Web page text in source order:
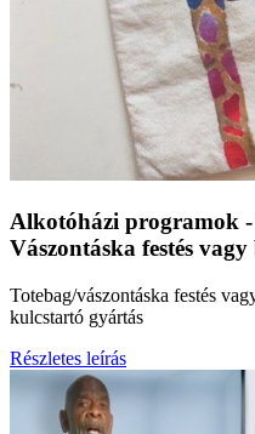
Alkotóházi programok
Vászontáska festés
Totebag/vászontáska festés
kulcstartó gyártás
Részletes leírás